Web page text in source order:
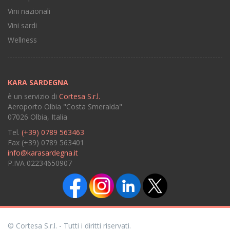
Vini nazionali
Vini sardi
Wellness
KARA SARDEGNA
è un servizio di Cortesa S.r.l.
Aeroporto Olbia "Costa Smeralda"
07026 Olbia, Italia
Tel. (+39) 0789 563463
Fax (+39) 0789 563401
info@karasardegna.it
P.IVA 02234650907
© Cortesa S.r.l. - Tutti i diritti riservati.